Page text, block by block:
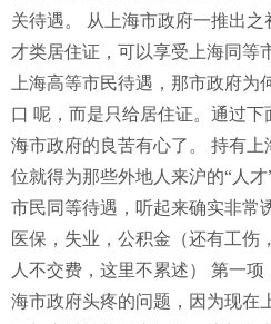
关待遇。 从上海市政府一推出之
才类居住证，可以享受上海同等
上海高等市民待遇，那市政府为
口 呢，而是只给居住证。通过
海市政府的良苦有心了。 持有
位就得为那些外地人来沪的“人
市民同等待遇，听起来确实非常
医保，失业，公积金（还有工伤
人不交费，这里不累述） 第一
海市政府头疼的问题，因为现在